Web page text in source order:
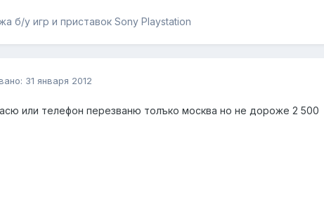
б/у игр и приставок Sony Playstation
31 января 2012
или телефон перезваню толъко москва но не дороже 2 500